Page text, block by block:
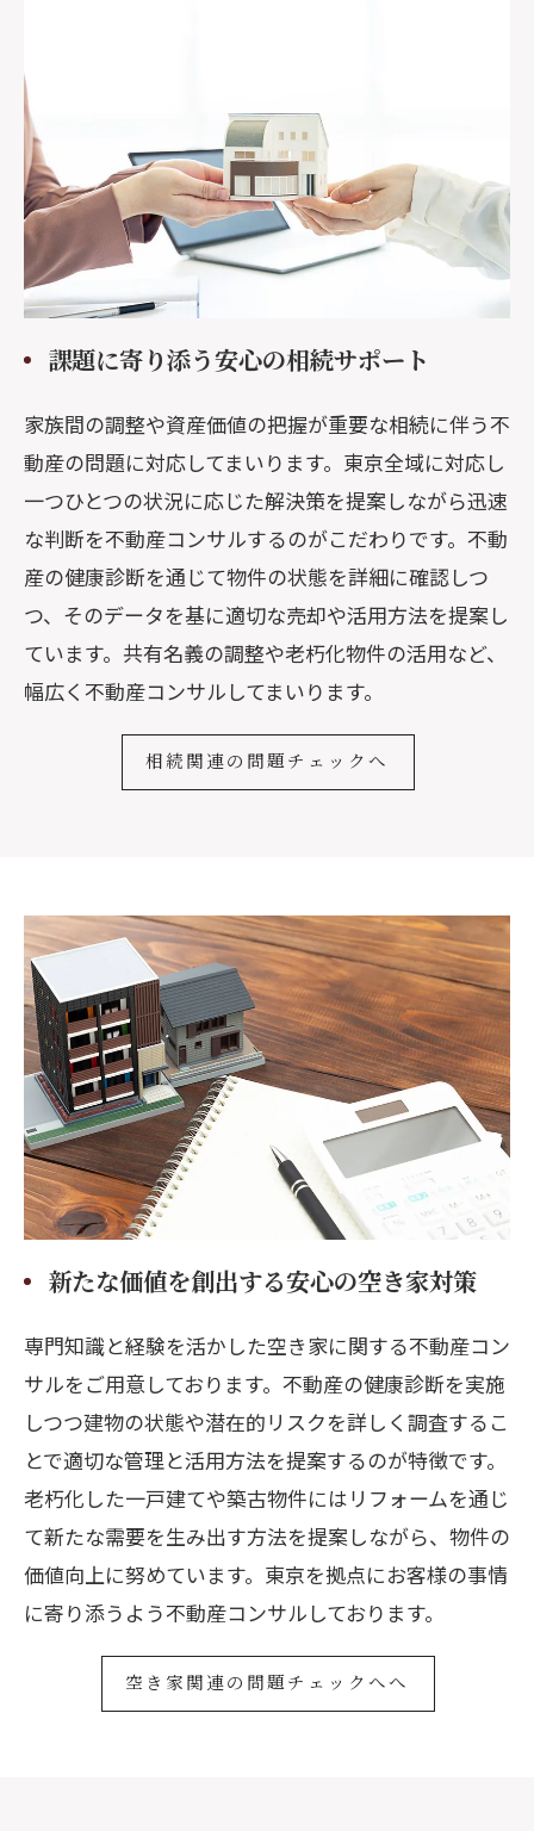
課題に寄り添う安心の相続サポート
家族間の調整や資産価値の把握が重要な相続に伴う不
動産の問題に対応してまいります。東京全域に対応し
一つひとつの状況に応じた解決策を提案しながら迅速
な判断を不動産コンサルするのがこだわりです。不動
産の健康診断を通じて物件の状態を詳細に確認しつ
つ、そのデータを基に適切な売却や活用方法を提案し
ています。共有名義の調整や老朽化物件の活用など、
幅広く不動産コンサルしてまいります。
相続関連の問題チェックへ
新たな価値を創出する安心の空き家対策
専門知識と経験を活かした空き家に関する不動産コン
サルをご用意しております。不動産の健康診断を実施
しつつ建物の状態や潜在的リスクを詳しく調査するこ
とで適切な管理と活用方法を提案するのが特徴です。
老朽化した一戸建てや築古物件にはリフォームを通じ
て新たな需要を生み出す方法を提案しながら、物件の
価値向上に努めています。東京を拠点にお客様の事情
に寄り添うよう不動産コンサルしております。
空き家関連の問題チェックへへ